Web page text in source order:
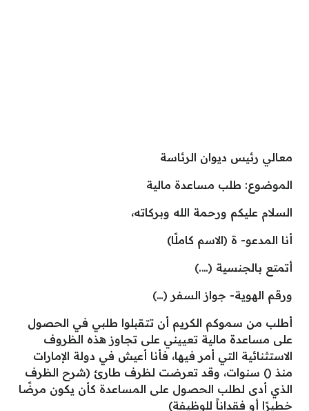
معالي رئيس ديوان الرئاسة
الموضوع: طلب مساعدة مالية
السلام عليكم ورحمة الله وبركاته،
أنا المدعو- ة (الاسم كاملًا)
أتمتع بالجنسية (….)
ورقم الهوية- جواز السفر (…)
أطلب من سموكم الكريم أن تتقبلوا طلبي في الحصول
على مساعدة مالية تعييني على تجاوز هذه الظروف
الاستثنائية التي أمر فيها، فأنا أعيش في دولة الإمارات
منذ () سنوات، وقد تعرضت لظرف طارئ (شرح الظرف
الذي أدى لطلب الحصول على المساعدة كأن يكون مرضًا
خطيرًا أو فقداناً للوظيفة)